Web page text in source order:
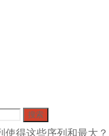
搜索
内，使箱子的剩余空
得这些序列和最大？